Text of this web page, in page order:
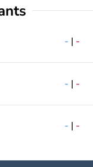
- | -
- | -
- | -